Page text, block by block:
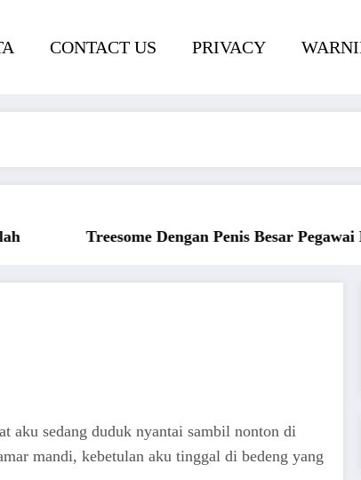
CONTACT US PRIVACY
Penis Besar Pegawai Hotel Ngentot
аku ѕеdаng duduk nуаntаi ѕаmbil nоntоn di
mаndi, kеbеtulаn аku tinggаl di bеdеng уаng